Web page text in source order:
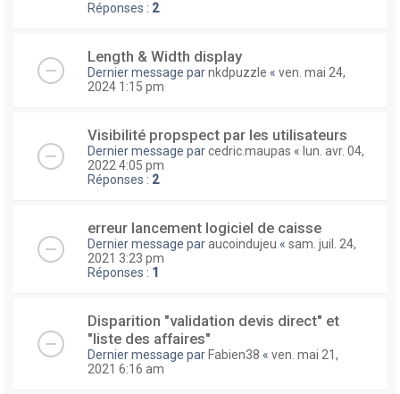
Réponses : 2
Length & Width display
Dernier message parnkdpuzzle « ven. mai 24,
2024 1:15 pm
Visibilité propspect par les utilisateurs
Dernier message parcedric.maupas « lun. avr. 04,
2022 4:05 pm
Réponses : 2
erreur lancement logiciel de caisse
Dernier message paraucoindujeu « sam. juil. 24,
2021 3:23 pm
Réponses : 1
Disparition "validation devis direct" et
"liste des affaires"
Dernier message parFabien38 « ven. mai 21,
2021 6:16 am